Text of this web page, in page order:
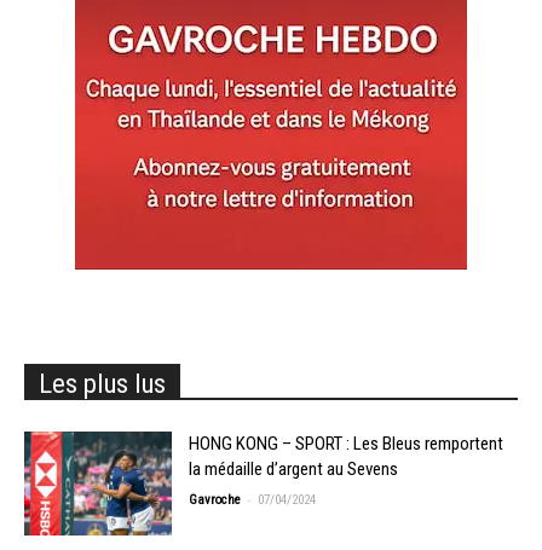
Les plus lus
HONG KONG – SPORT : Les Bleus remportent
la médaille d’argent au Sevens
Gavroche - 07/04/2024